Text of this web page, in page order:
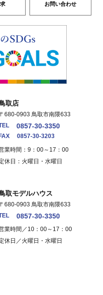
お問い合わせ
取店
680-0903 鳥取市南隈633
0857-30-3350
FAX
0857-30-3203
業時間：9：00～17：00
休日：火曜日・水曜日
取モデルハウス
680-0903 鳥取市南隈633
0857-30-3350
業時間／10：00～17：00
休日／火曜日・水曜日